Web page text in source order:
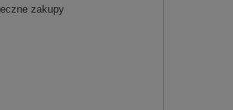
zakupy